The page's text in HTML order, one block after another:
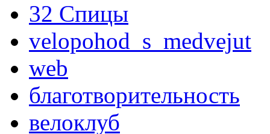
32 Спицы
velopohod_s_medvejut
web
благотворительность
велоклуб